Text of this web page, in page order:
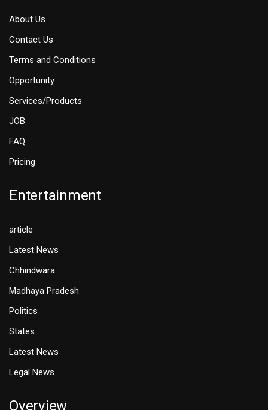
About Us
Contact Us
Terms and Conditions
Opportunity
Services/Products
JOB
FAQ
Pricing
Entertainment
article
Latest News
Chhindwara
Madhaya Pradesh
Politics
States
Latest News
Legal News
Overview